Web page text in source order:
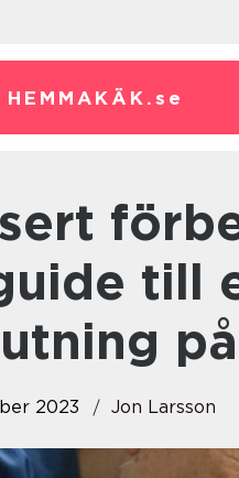
HEMMAKÄK. se
till
2023 Jon Larsson